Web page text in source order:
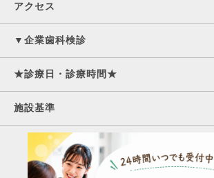
アクセス
▼企業歯科検診
★診療日・診療時間★
施設基準